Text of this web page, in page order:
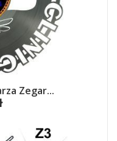
Zegar...